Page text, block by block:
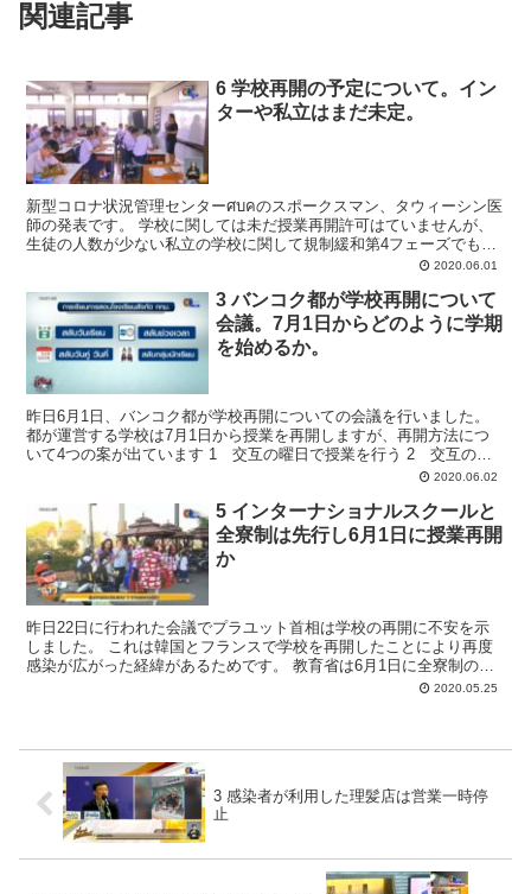
関連記事
6 学校再開の予定について。イン
ターや私立はまだ未定。
新型コロナ状況管理センターศบคのスポークスマン、タウィーシン医
師の発表です。 学校に関しては未だ授業再開許可はていませんが、
生徒の人数が少ない私立の学校に関して規制緩和第4フェーズでも全
ての学校での授業を再開とするのではなく、特定の学校の...2020.06.01
3 バンコク都が学校再開について
会議。7月1日からどのように学期
を始めるか。
昨日6月1日、バンコク都が学校再開についての会議を行いました。
都が運営する学校は7月1日から授業を再開しますが、再開方法につ
いて4つの案が出ています 1 交互の曜日で授業を行う 2 交互の時
2020.06.02
5 インターナショナルスクールと
全寮制は先行し6月1日に授業再開
か
昨日22日に行われた会議でプラユット首相は学校の再開に不安を示
しました。 これは韓国とフランスで学校を再開したことにより再度
感染が広がった経緯があるためです。 教育省は6月1日に全寮制の学
校と、インターナショナルスクールを試験的に再開し、普...2020.05.25
3 感染者が利用した理髪店は営業一時停
止